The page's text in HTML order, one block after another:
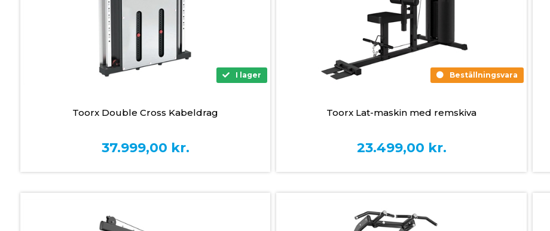
I lager
Toorx Double Cross Kabeldrag
37.999,00 kr.
Beställningsvara
Toorx Lat-maskin med remskiva
23.499,00 kr.